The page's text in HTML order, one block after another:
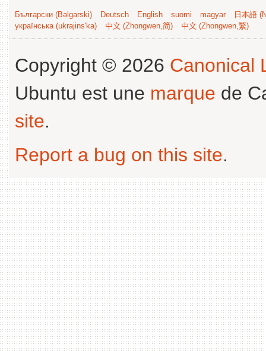
Български (Bəlgarski) Deutsch English suomi magyar
日本語
українська (ukrajins'ka)
中文 (Zhongwen,简) 中文 (Zhongwen,繁)
Copyright © 2026 Canonical
Ubuntu est une marque de
site.
Report a bug on this site.